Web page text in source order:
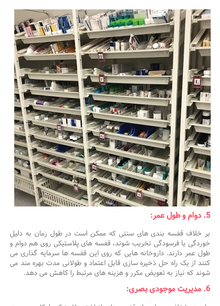
5. دوام و طول عمر:
بر خلاف قفسه بندی های سنتی که ممکن است در طول زمان به دلیل
خوردگی یا فرسودگی تخریب شوند، قفسه های پلاستیکی روی هم دوام و
طول عمر دارند. داروخانه هایی که روی این قفسه ها سرمایه گذاری می
کنند از یک راه حل ذخیره سازی قابل اعتماد و طولانی مدت بهره مند می
شوند که نیاز به تعویض مکرر و هزینه های مرتبط را کاهش می دهد.
6. مدیریت موجودی بصری: